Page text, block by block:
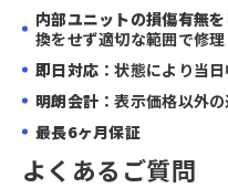
内部ユニットの損傷有無
換をせず適切な範囲で修理
即日対応 ：状態により当
明朗会計 ：表示価格以外
最長6ヶ月保証
よくあるご質問